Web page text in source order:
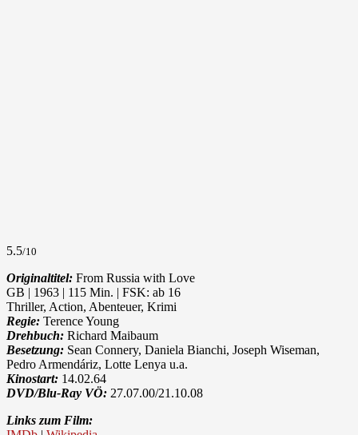
5.5/10
Originaltitel: From Russia with Love
GB | 1963 | 115 Min. | FSK: ab 16
Thriller, Action, Abenteuer, Krimi
Regie: Terence Young
Drehbuch: Richard Maibaum
Besetzung: Sean Connery, Daniela Bianchi, Joseph Wiseman,
Pedro Armendáriz, Lotte Lenya u.a.
Kinostart: 14.02.64
DVD/Blu-Ray VÖ: 27.07.00/21.10.08
Links zum Film: